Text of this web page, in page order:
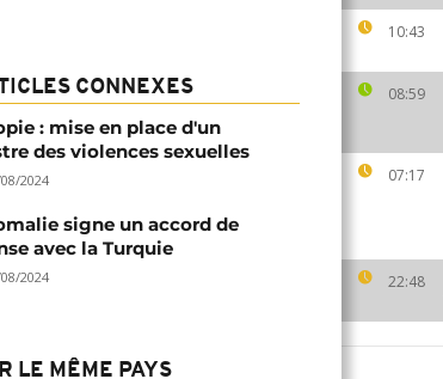
10:43
08:59
07:17
22:48
CONNEXES
: mise en place d'un
des violences sexuelles
2024
signe un accord de
avec la Turquie
2024
LE MÊME PAYS